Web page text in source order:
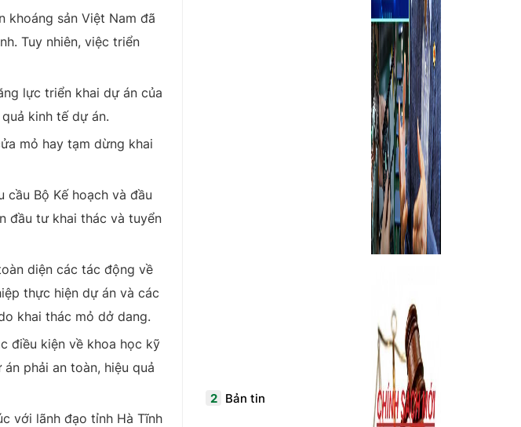
khoáng sản Việt Nam đã
Tuy nhiên, việc triển
lực triển khai dự án của
kinh tế dự án.
mỏ hay tạm dừng khai
Bộ Kế hoạch và đầu
đầu tư khai thác và tuyển
diện các tác động về
thực hiện dự án và các
khai thác mỏ dở dang.
điều kiện về khoa học kỹ
phải an toàn, hiệu quả
với lãnh đạo tỉnh Hà Tĩnh
2 Bản tin